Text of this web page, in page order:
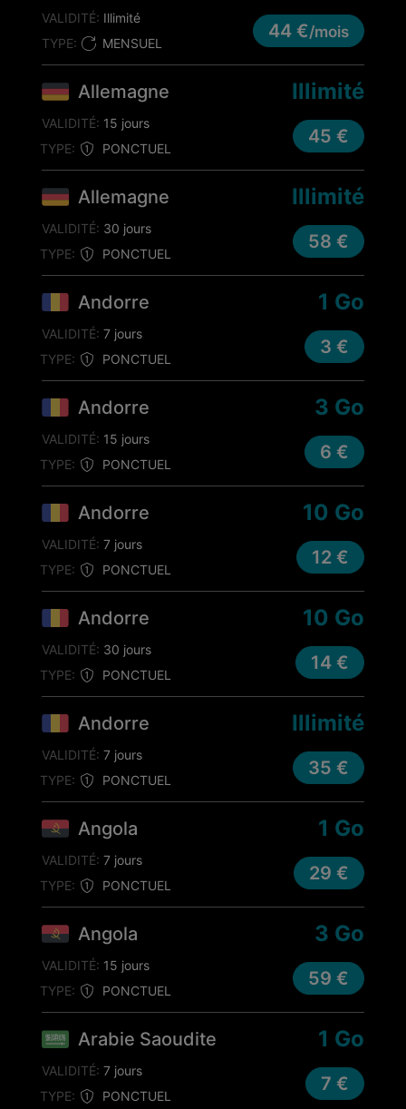
TYPE: MENSUEL
VALIDITÉ: Illimité
44 €/mois
Allemagne
TYPE: PONCTUEL
Illimité
VALIDITÉ: 15 jours
45 €
Allemagne
TYPE: PONCTUEL
Illimité
VALIDITÉ: 30 jours
58 €
Andorre
TYPE: PONCTUEL
1 Go
VALIDITÉ: 7 jours
3 €
Andorre
TYPE: PONCTUEL
3 Go
VALIDITÉ: 15 jours
6 €
Andorre
TYPE: PONCTUEL
10 Go
VALIDITÉ: 7 jours
12 €
Andorre
TYPE: PONCTUEL
10 Go
VALIDITÉ: 30 jours
14 €
Andorre
TYPE: PONCTUEL
Illimité
VALIDITÉ: 7 jours
35 €
Angola
TYPE: PONCTUEL
1 Go
VALIDITÉ: 7 jours
29 €
Angola
TYPE: PONCTUEL
3 Go
VALIDITÉ: 15 jours
59 €
Arabie Saoudite
TYPE: PONCTUEL
1 Go
VALIDITÉ: 7 jours
7 €